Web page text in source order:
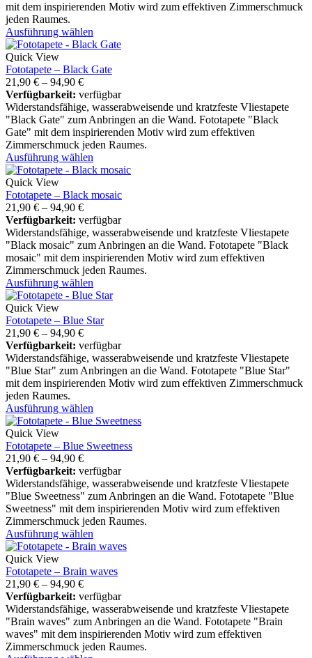
mit dem inspirierenden Motiv wird zum effektiven Zimmerschmuck
jeden Raumes.
Ausführung wählen
Quick View
Fototapete – Black Gate
21,90 € – 94,90 €
Verfügbarkeit: verfügbar
Widerstandsfähige, wasserabweisende und kratzfeste Vliestapete
"Black Gate" zum Anbringen an die Wand. Fototapete "Black
Gate" mit dem inspirierenden Motiv wird zum effektiven
Zimmerschmuck jeden Raumes.
Ausführung wählen
Quick View
Fototapete – Black mosaic
21,90 € – 94,90 €
Verfügbarkeit: verfügbar
Widerstandsfähige, wasserabweisende und kratzfeste Vliestapete
"Black mosaic" zum Anbringen an die Wand. Fototapete "Black
mosaic" mit dem inspirierenden Motiv wird zum effektiven
Zimmerschmuck jeden Raumes.
Ausführung wählen
Quick View
Fototapete – Blue Star
21,90 € – 94,90 €
Verfügbarkeit: verfügbar
Widerstandsfähige, wasserabweisende und kratzfeste Vliestapete
"Blue Star" zum Anbringen an die Wand. Fototapete "Blue Star"
mit dem inspirierenden Motiv wird zum effektiven Zimmerschmuck
jeden Raumes.
Ausführung wählen
Quick View
Fototapete – Blue Sweetness
21,90 € – 94,90 €
Verfügbarkeit: verfügbar
Widerstandsfähige, wasserabweisende und kratzfeste Vliestapete
"Blue Sweetness" zum Anbringen an die Wand. Fototapete "Blue
Sweetness" mit dem inspirierenden Motiv wird zum effektiven
Zimmerschmuck jeden Raumes.
Ausführung wählen
Quick View
Fototapete – Brain waves
21,90 € – 94,90 €
Verfügbarkeit: verfügbar
Widerstandsfähige, wasserabweisende und kratzfeste Vliestapete
"Brain waves" zum Anbringen an die Wand. Fototapete "Brain
waves" mit dem inspirierenden Motiv wird zum effektiven
Zimmerschmuck jeden Raumes.